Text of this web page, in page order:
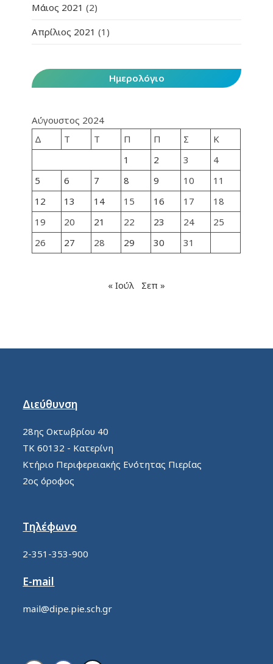
Μάιος 2021 (2)
Απρίλιος 2021 (1)
Ημερολόγιο
Αύγουστος 2024
Δ
Τ Τ Π Π Σ
Κ
1
2 3
4
5
6 7 8 9 10
11
12
13 14 15 16 17
18
19
20 21 22 23 24
25
26
27 28 29 30 31
« Ιούλ Σεπ »
Διεύθυνση
28ης Οκτωβρίου 40
ΤΚ 60132 - Κατερίνη
Κτήριο Περιφερειακής Ενότητας Πιερίας
2ος όροφος
Τηλέφωνο
2-351-353-900
E-mail
mail@dipe.pie.sch.gr